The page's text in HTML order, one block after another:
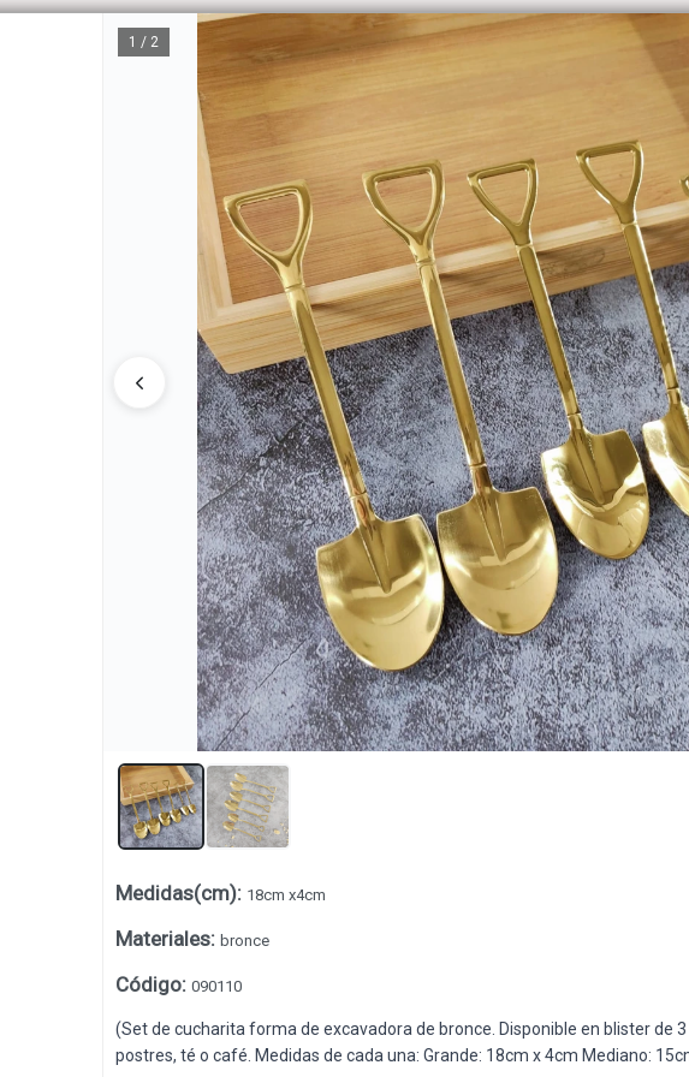
1 / 2
Medidas(cm): 18cm x4cm
Materiales: bronce
Código: 090110
(Set de cucharita forma de excavadora de bronce. Disponible en blister de
postres, té o café. Medidas de cada una: Grande: 18cm x 4cm Mediano: